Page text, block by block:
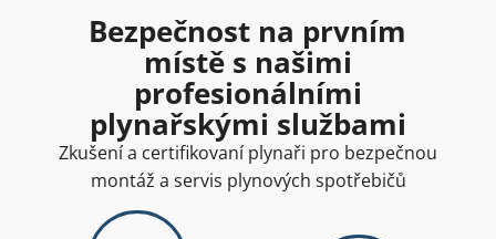
Bezpečnost na prvním
místě s našimi
profesionálními
plynařskými službami
Zkušení a certifikovaní plynaři pro bezpečnou
montáž a servis plynových spotřebičů